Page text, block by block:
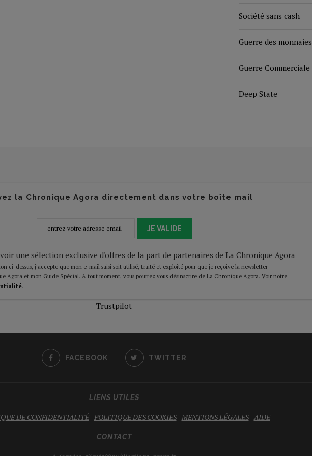
Société sans cash
Guerre des monnaies
Guerre Commerciale
Deep State
la Chronique Agora directement dans votre boîte mail
JE VALIDE
une sélection exclusive d'offres de la part de partenaires de La Chronique Agora
ci-dessus, j’accepte que mon e-mail saisi soit utilisé, traité et exploité pour que je reçoive la newsletter
Agora et mon Guide Spécial. A tout moment, vous pourrez vous désinscrire de La Chronique Agora. Voir notre
.
Trustpilot
FACEBOOK TWITTER
LIENS UTILES
DE CONFIDENTIALITÉ-POLITIQUE DES COOKIES-MENTIONS LÉGALES-AIDE
CONTACT